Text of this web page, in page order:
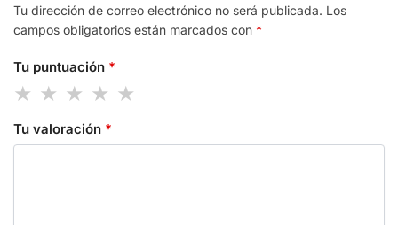
Tu dirección de correo electrónico no será publicada. Los
campos obligatorios están marcados con *
Tu puntuación *
Tu valoración *